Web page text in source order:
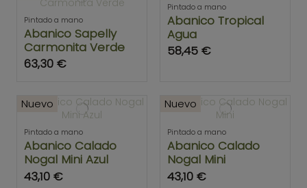
Pintado a mano
Abanico Sapelly
Carmonita Verde
63,30 €
Pintado a mano
Abanico Tropical
Agua
58,45 €
Nuevo
Pintado a mano
Abanico Calado
Nogal Mini Azul
43,10 €
Nuevo
Pintado a mano
Abanico Calado
Nogal Mini
43,10 €